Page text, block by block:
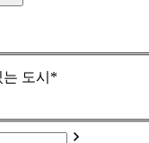
는 도시*